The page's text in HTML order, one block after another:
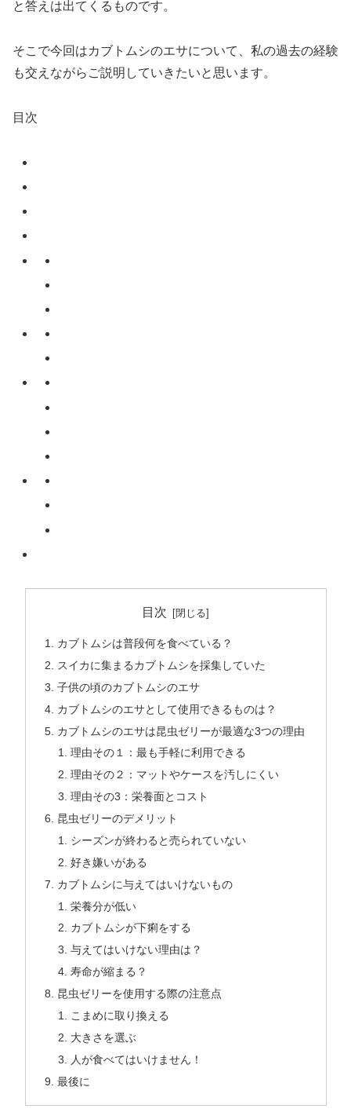
と答えは出てくるものです。
そこで今回はカブトムシのエサについて、私の過去の経験
も交えながらご説明していきたいと思います。
目次
目次
カブトムシは普段何を食べている？
スイカに集まるカブトムシを採集していた
子供の頃のカブトムシのエサ
カブトムシのエサとして使用できるものは？
カブトムシのエサは昆虫ゼリーが最適な3つの理由
理由その１：最も手軽に利用できる
理由その２：マットやケースを汚しにくい
理由その3：栄養面とコスト
昆虫ゼリーのデメリット
シーズンが終わると売られていない
好き嫌いがある
カブトムシに与えてはいけないもの
栄養分が低い
カブトムシが下痢をする
与えてはいけない理由は？
寿命が縮まる？
昆虫ゼリーを使用する際の注意点
こまめに取り換える
大きさを選ぶ
人が食べてはいけません！
最後に